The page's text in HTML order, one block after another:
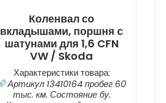
Коленвал со
вкладышами, поршня с
шатунами для 1,6 CFN
VW / Skoda
Характеристики товара:
Артикул 13410164 пробег 60
тыс. км. Состояние бу.